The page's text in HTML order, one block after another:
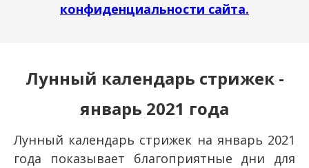
конфиденциальности сайта.
Лунный календарь стрижек -
январь 2021 года
Лунный календарь стрижек на январь 2021
года показывает благоприятные дни для